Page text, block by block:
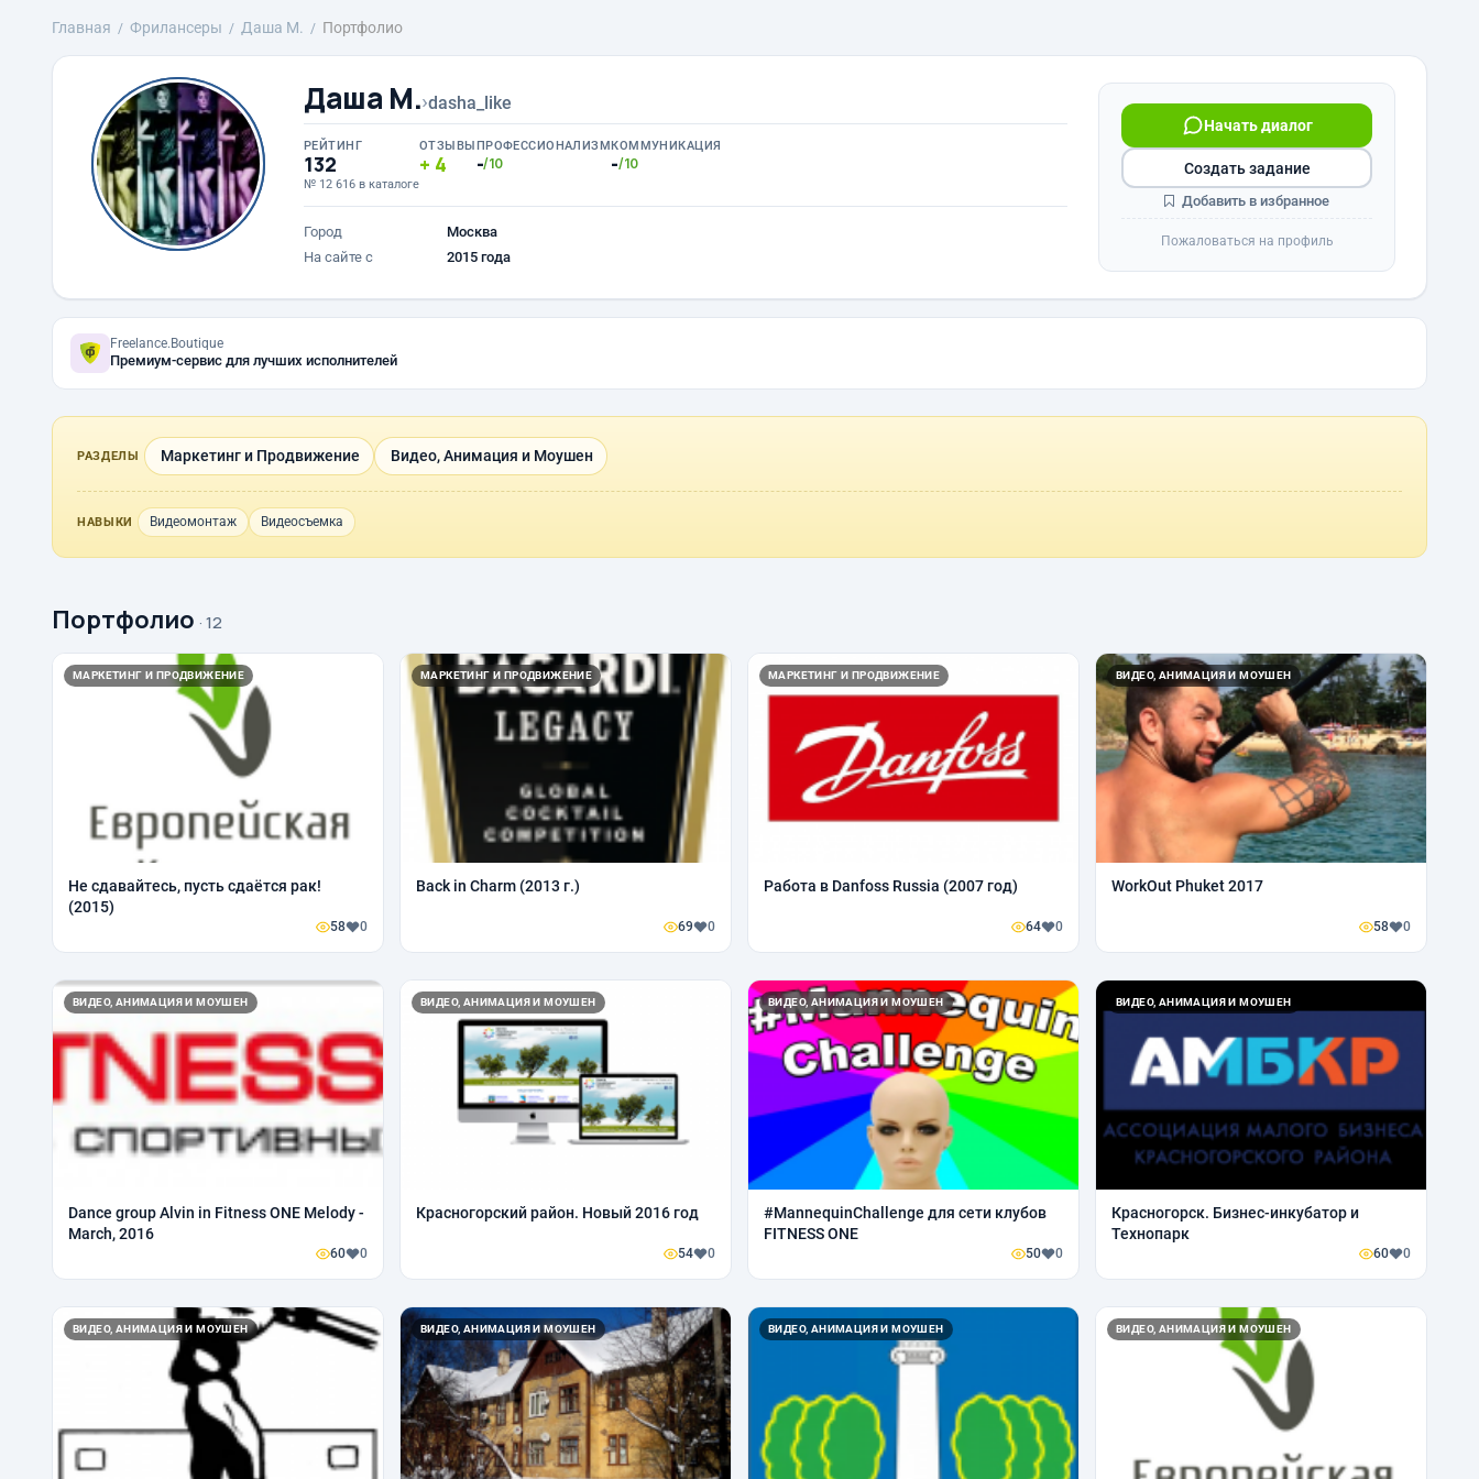
Главная Фрилансеры Даша М. Портфолио
Даша М.›dasha_like
РЕЙТИНГ
132
№ 12 616 в каталоге
ОТЗЫВЫ
4
ПРОФЕССИОНАЛИЗМ
-/10
КОММУНИКАЦИЯ
-/10
Город
Москва
На сайте с
2015 года
Начать диалог
Создать задание
Добавить в избранное
Пожаловаться на профиль
Freelance.Boutique
Премиум-сервис для лучших исполнителей
РАЗДЕЛЫ Маркетинг и Продвижение Видео, Анимация и Моушен
НАВЫКИ Видеомонтаж Видеосъемка
Портфолио · 12
МАРКЕТИНГ И ПРОДВИЖЕНИЕ
Не сдавайтесь, пусть сдаётся рак!
(2015)
58 0
МАРКЕТИНГ И ПРОДВИЖЕНИЕ
Back in Charm (2013 г.)
69 0
МАРКЕТИНГ И ПРОДВИЖЕНИЕ
Работа в Danfoss Russia (2007 год)
64 0
ВИДЕО, АНИМАЦИЯ И МОУШЕН
WorkOut Phuket 2017
58 0
ВИДЕО, АНИМАЦИЯ И МОУШЕН
Dance group Alvin in Fitness ONE Melody -
March, 2016
60 0
ВИДЕО, АНИМАЦИЯ И МОУШЕН
Красногорский район. Новый 2016 год
54 0
ВИДЕО, АНИМАЦИЯ И МОУШЕН
#MannequinChallenge для сети клубов
FITNESS ONE
50 0
ВИДЕО, АНИМАЦИЯ И МОУШЕН
Красногорск. Бизнес-инкубатор и
Технопарк
60 0
ВИДЕО, АНИМАЦИЯ И МОУШЕН ВИДЕО, АНИМАЦИЯ И МОУШЕН ВИДЕО, АНИМАЦИЯ И МОУШЕН ВИДЕО, АНИМАЦИЯ И МОУШЕН